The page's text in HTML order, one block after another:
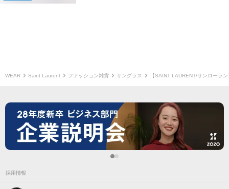
WEAR Saint Laurent ファッション雑貨 サングラス 【SAINT LAURENT/サンローラ
採用情報